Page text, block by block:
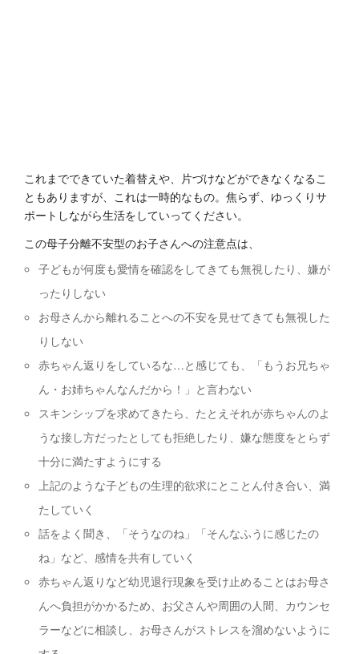
これまでできていた着替えや、片づけなどができなくなるこ
ともありますが、これは一時的なもの。焦らず、ゆっくりサ
ポートしながら生活をしていってください。
この母子分離不安型のお子さんへの注意点は、
子どもが何度も愛情を確認をしてきても無視したり、嫌が
ったりしない
お母さんから離れることへの不安を見せてきても無視した
りしない
赤ちゃん返りをしているな…と感じても、「もうお兄ちゃ
ん・お姉ちゃんなんだから！」と言わない
スキンシップを求めてきたら、たとえそれが赤ちゃんのよ
うな接し方だったとしても拒絶したり、嫌な態度をとらず
十分に満たすようにする
上記のような子どもの生理的欲求にとことん付き合い、満
たしていく
話をよく聞き、「そうなのね」「そんなふうに感じたの
ね」など、感情を共有していく
赤ちゃん返りなど幼児退行現象を受け止めることはお母さ
んへ負担がかかるため、お父さんや周囲の人間、カウンセ
ラーなどに相談し、お母さんがストレスを溜めないように